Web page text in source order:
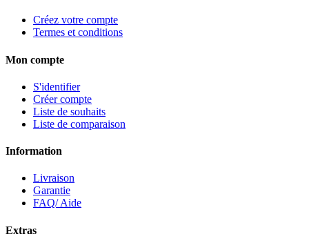
Créez votre compte
Termes et conditions
Mon compte
S'identifier
Créer compte
Liste de souhaits
Liste de comparaison
Information
Livraison
Garantie
FAQ/ Aide
Extras